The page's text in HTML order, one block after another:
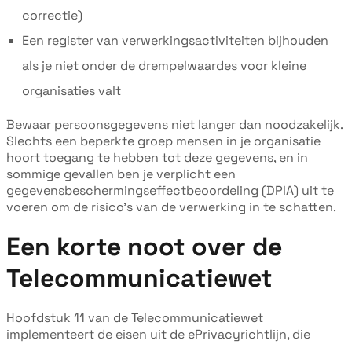
correctie)
Een register van verwerkingsactiviteiten bijhouden
als je niet onder de drempelwaardes voor kleine
organisaties valt
Bewaar persoonsgegevens niet langer dan noodzakelijk.
Slechts een beperkte groep mensen in je organisatie
hoort toegang te hebben tot deze gegevens, en in
sommige gevallen ben je verplicht een
gegevensbeschermingseffectbeoordeling (DPIA) uit te
voeren om de risico's van de verwerking in te schatten.
Een korte noot over de
Telecommunicatiewet
Hoofdstuk 11 van de Telecommunicatiewet
implementeert de eisen uit de ePrivacyrichtlijn, die